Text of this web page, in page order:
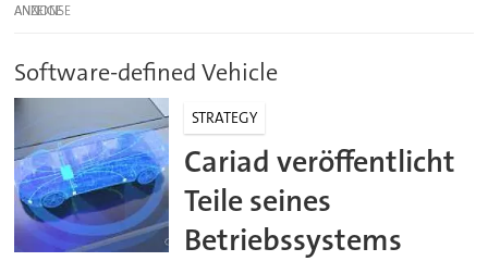
ANZEIGE
Software-defined Vehicle
STRATEGY
Cariad veröffentlicht
Teile seines
Betriebssystems